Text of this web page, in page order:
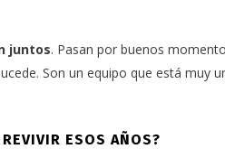
juntos. Pasan por buenos
Son un equipo que está muy
ESOS AÑOS?